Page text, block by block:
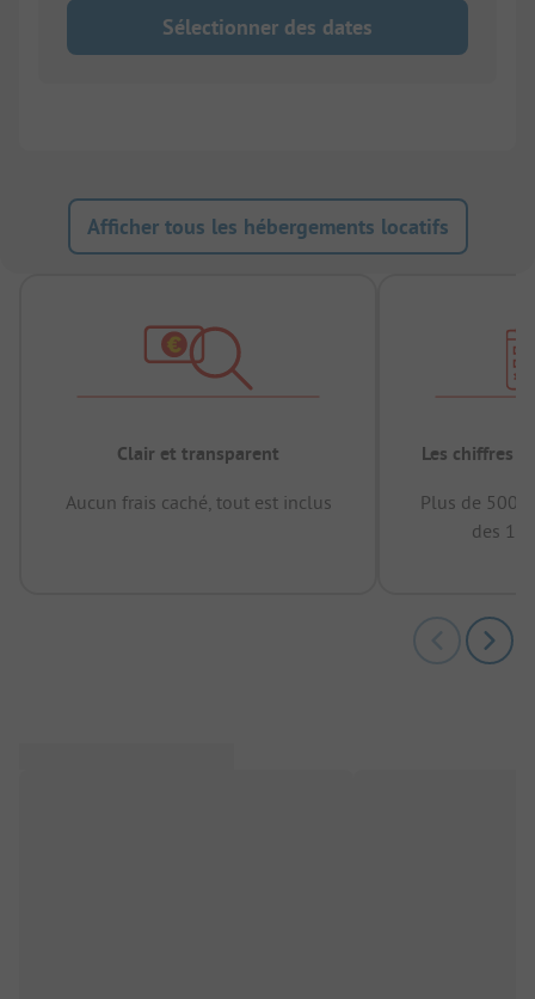
Sélectionner des dates
Afficher tous les hébergements locatifs
Clair et transparent
Aucun frais caché, tout est inclus
Les chiffres
Plus de
des 12